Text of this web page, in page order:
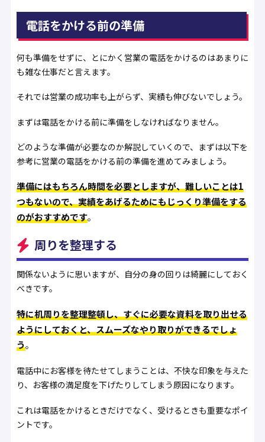
電話をかける前の準備
何も準備をせずに、とにかく営業の電話をかけるのはあまりに
も雑な仕事だと言えます。
それでは営業の成功率も上がらず、実績も伸びないでしょう。
まずは電話をかける前に準備をしなければなりません。
どのような準備が必要なのか解説していくので、まずは以下を
参考に営業の電話をかける前の準備を進めてみましょう。
準備にはもちろん時間を必要としますが、難しいことは1
つもないので、実績をあげるためにもじっくり準備をする
のがおすすめです。
周りを整理する
関係ないように思いますが、自分の身の回りは綺麗にしておく
べきです。
特に机周りを整理整頓し、すぐに必要な資料を取り出せる
ようにしておくと、スムーズなやり取りができるでしょ
う。
電話中にお客様を待たせてしまうことは、不快な印象を与えた
り、お客様の満足度を下げたりしてしまう原因になります。
これは電話をかけるときだけでなく、受けるときも重要なポイ
ントです。